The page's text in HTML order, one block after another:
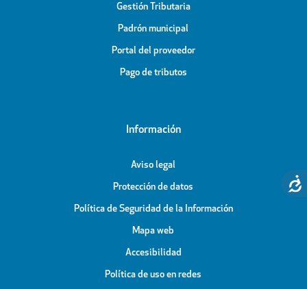
Gestión Tributaria
Padrón municipal
Portal del proveedor
Pago de tributos
Información
Aviso legal
Protección de datos
Política de Seguridad de la Información
Mapa web
Accesibilidad
Política de uso en redes